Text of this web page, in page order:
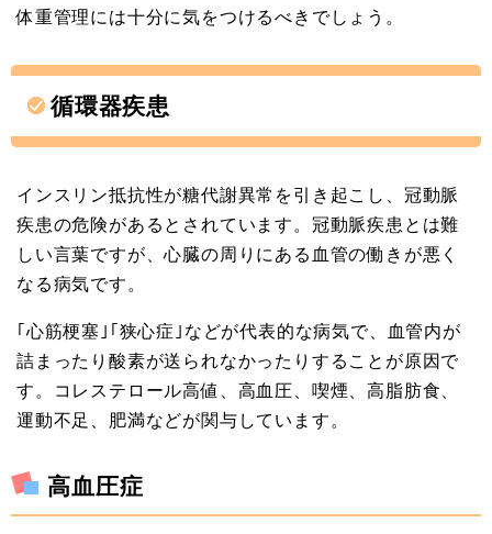
体重管理には十分に気をつけるべきでしょう。
循環器疾患
インスリン抵抗性が糖代謝異常を引き起こし、冠動脈
疾患の危険があるとされています。冠動脈疾患とは難
しい言葉ですが、心臓の周りにある血管の働きが悪く
なる病気です。
｢心筋梗塞｣｢狭心症｣などが代表的な病気で、血管内が
詰まったり酸素が送られなかったりすることが原因で
す。コレステロール高値、高血圧、喫煙、高脂肪食、
運動不足、肥満などが関与しています。
高血圧症